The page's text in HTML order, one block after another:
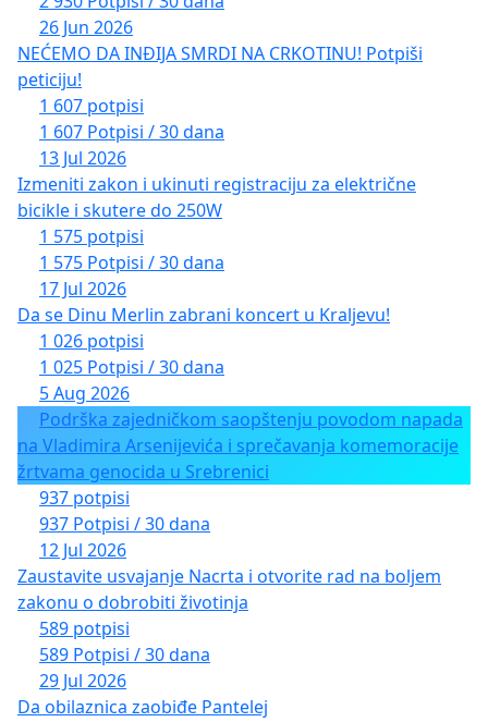
26 Jun 2026
NEĆEMO DA INĐIJA SMRDI NA CRKOTINU! Potpiši
peticiju!
1 607 potpisi
1 607 Potpisi / 30 dana
13 Jul 2026
Izmeniti zakon i ukinuti registraciju za električne
bicikle i skutere do 250W
1 575 potpisi
1 575 Potpisi / 30 dana
17 Jul 2026
Da se Dinu Merlin zabrani koncert u Kraljevu!
1 026 potpisi
1 025 Potpisi / 30 dana
5 Aug 2026
Podrška zajedničkom saopštenju povodom napada
na Vladimira Arsenijevića i sprečavanja komemoracije
žrtvama genocida u Srebrenici
937 potpisi
937 Potpisi / 30 dana
12 Jul 2026
Zaustavite usvajanje Nacrta i otvorite rad na boljem
zakonu o dobrobiti životinja
589 potpisi
589 Potpisi / 30 dana
29 Jul 2026
Da obilaznica zaobiđe Pantelej